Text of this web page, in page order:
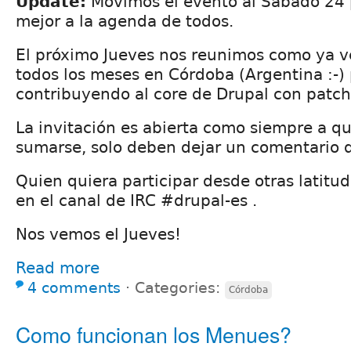
mejor a la agenda de todos.
El próximo Jueves nos reunimos como ya
todos los meses en Córdoba (Argentina :-
contribuyendo al core de Drupal con
La invitación es abierta como siempre a
sumarse, solo deben dejar un comentario
Quien quiera participar desde otras
en el canal de IRC #drupal-es .
Nos vemos el Jueves!
Read more
4 comments ⋅ Categories: Córdoba
Como funcionan los Menues?